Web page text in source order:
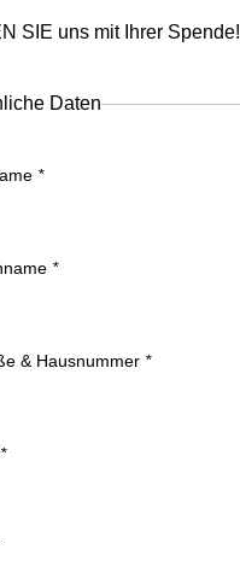
SIE uns mit Ihrer Spende!
Daten
*
*
& Hausnummer *
*